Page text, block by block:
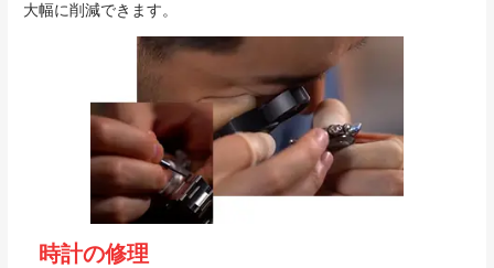
大幅に削減できます。
時計の修理